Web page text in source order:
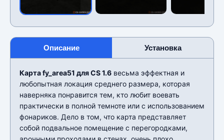
Описание Установка
Карта fy_area51 для CS 1.6 весьма эффектная и
любопытная локация среднего размера, которая
наверняка понравится тем, кто любит воевать
практически в полной темноте или с использованием
фонариков. Дело в том, что карта представляет
собой подвальное помещение с перегородками,